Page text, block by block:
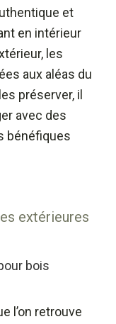
et
en intérieur
les
aux aléas du
préserver, il
avec des
bénéfiques
extérieures
bois
l’on retrouve